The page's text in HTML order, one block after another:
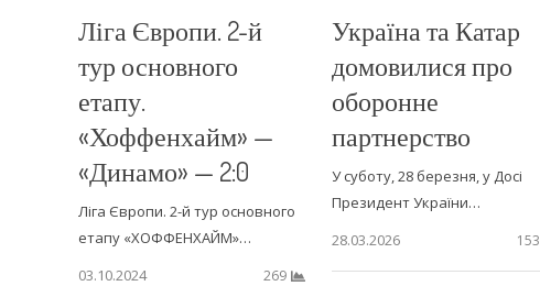
Ліга Європи. 2-й
тур основного
етапу.
«Хоффенхайм» —
«Динамо» — 2:0
Ліга Європи. 2-й тур основного
етапу «ХОФФЕНХАЙМ»…
03.10.2024
269
Україна та Катар
домовилися про
оборонне
партнерство
У суботу, 28 березня, у Досі
Президент України…
28.03.2026
153